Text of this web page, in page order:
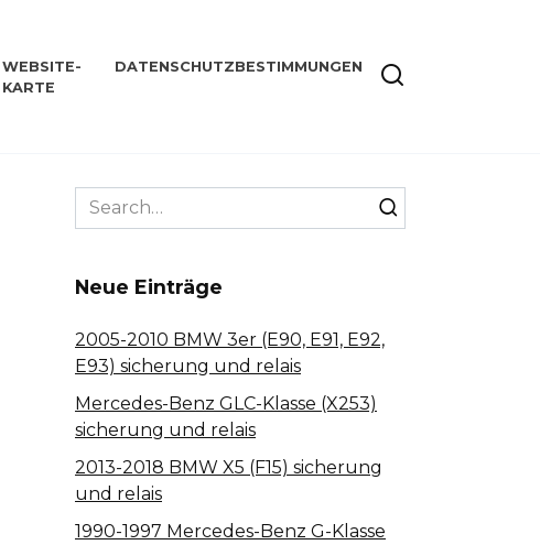
WEBSITE-
KARTE
DATENSCHUTZBESTIMMUNGEN
Search
for:
Neue Einträge
2005-2010 BMW 3er (E90, E91, E92,
E93) sicherung und relais
Mercedes-Benz GLC-Klasse (X253)
sicherung und relais
2013-2018 BMW X5 (F15) sicherung
und relais
1990-1997 Mercedes-Benz G-Klasse